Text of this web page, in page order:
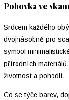
Pohovka ve
Srdcem každého
dvojnásobně pro
symbol
přírodních
životnost a pohodlí.
Co se týče barev,